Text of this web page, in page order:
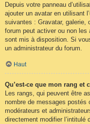
Depuis votre panneau
ajouter un avatar en utilisant
suivantes : Gravatar, galerie,
forum peut activer ou non les
sont mis à disposition. Si
un administrateur du forum.
Haut
Qu’est-ce que mon rang et
Les rangs, qui peuvent être
nombre de messages postés
modérateurs et
directement modifier l’intitulé